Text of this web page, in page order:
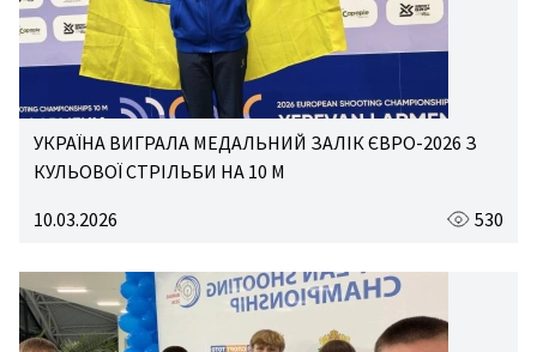
УКРАЇНА ВИГРАЛА МЕДАЛЬНИЙ ЗАЛІК ЄВРО-2026 З
КУЛЬОВОЇ СТРІЛЬБИ НА 10 М
10.03.2026
530